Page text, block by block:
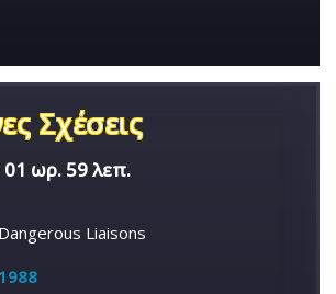
Σχέσεις
01 ωρ. 59 λεπ.
Dangerous Liaisons
1988